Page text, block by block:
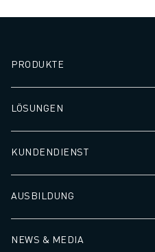
PRODUKTE
LÖSUNGEN
KUNDENDIENST
AUSBILDUNG
NEWS & MEDIA